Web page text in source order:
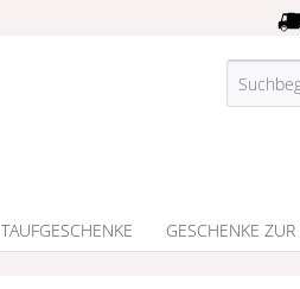
TAUFGESCHENKE GESCHENKE